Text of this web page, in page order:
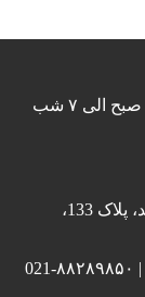
آدرس دفتر: تهران،گیشا،جلال آل احمد، پلاک 133،